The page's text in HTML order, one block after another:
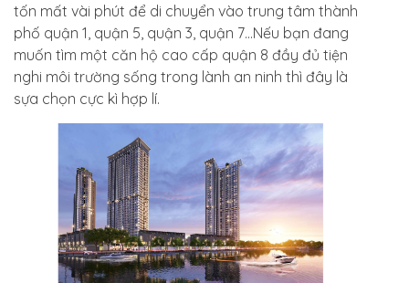
tốn mất vài phút để di chuyển vào trung tâm thành
phố quận 1, quận 5, quận 3, quận 7…Nếu bạn đang
muốn tìm một căn hộ cao cấp quận 8 đầy đủ tiện
nghi môi trường sống trong lành an ninh thì đây là
sựa chọn cực kì hợp lí.